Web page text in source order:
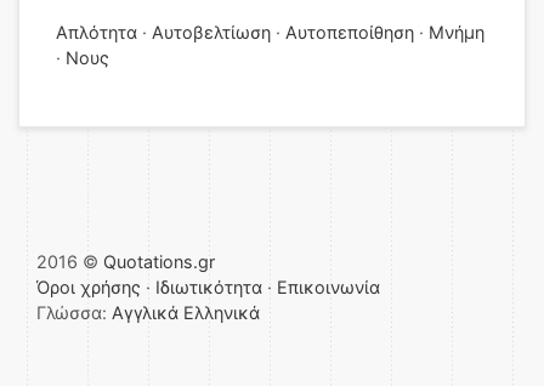
Απλότητα Αυτοβελτίωση Αυτοπεποίθηση
Μνήμη
Νους
2016 © Quotations.gr
Όροι χρήσης · Ιδιωτικότητα · Επικοινωνία
Γλώσσα: Αγγλικά Ελληνικά